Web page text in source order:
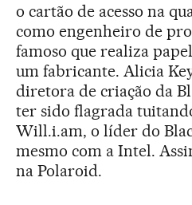
o cartão de acesso na
como engenheiro de
famoso que realiza
um fabricante. Alicia
diretora de criação da
ter sido flagrada
Will.i.am, o líder do
mesmo com a Intel.
na Polaroid.